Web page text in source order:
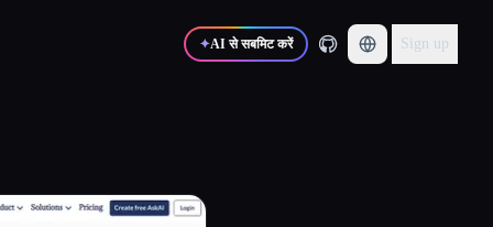
✦AI से सबमिट करें Sign up